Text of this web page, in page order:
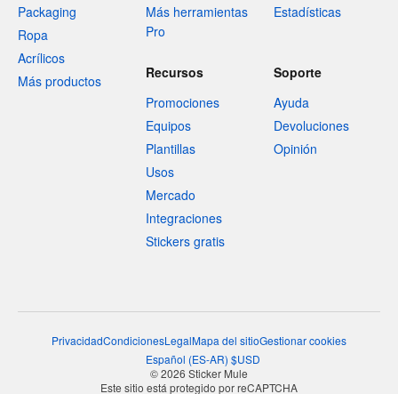
Packaging
Ropa
Acrílicos
Más productos
Más herramientas
Pro
Estadísticas
Recursos
Promociones
Equipos
Plantillas
Usos
Mercado
Integraciones
Stickers gratis
Soporte
Ayuda
Devoluciones
Opinión
PrivacidadCondicionesLegalMapa del sitioGestionar cookies
Español (ES-AR) $USD
© 2026 Sticker Mule
Este sitio está protegido por reCAPTCHA